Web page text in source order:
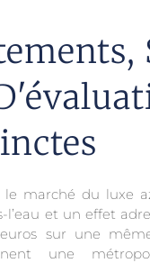
marché du luxe
et un effet
sur une
une